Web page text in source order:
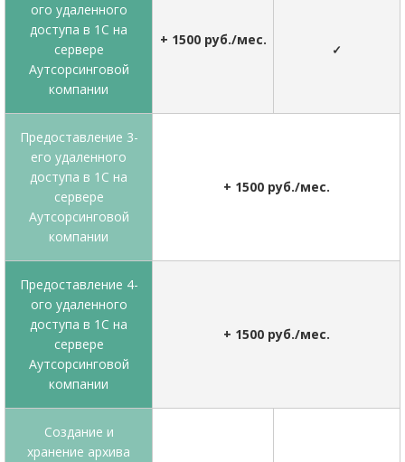
ого удаленного
доступа в 1С на
сервере
Аутсорсинговой
компании
+ 1500 руб./мес.
✓
Предоставление 3-
его удаленного
доступа в 1С на
сервере
Аутсорсинговой
компании
+ 1500 руб./мес.
Предоставление 4-
ого удаленного
доступа в 1С на
сервере
Аутсорсинговой
компании
+ 1500 руб./мес.
Создание и
хранение архива